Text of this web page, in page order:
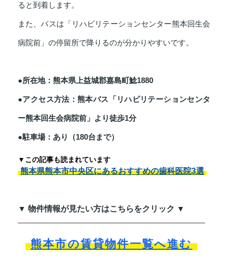
ると到着します。
また、バスは「リハビリテーションセンター熊本回生会
病院前」の停留所で降りるのが分かりやすいです。
●所在地：熊本県上益城郡嘉島町鯰1880
●アクセス方法：熊本バス「リハビリテーションセンタ
ー熊本回生会病院前」より徒歩1分
●駐車場：あり（180台まで）
▼この記事も読まれています
熊本県熊本市中央区にあるおすすめの歯科医院3選
▼ 物件情報が見たい方はこちらをクリック ▼
熊本市の賃貸物件一覧へ進む